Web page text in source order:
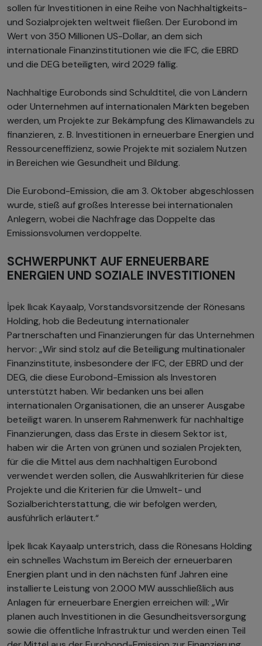
sollen für Investitionen in eine Reihe von Nachhaltigkeits-
und Sozialprojekten weltweit fließen. Der Eurobond im
Wert von 350 Millionen US-Dollar, an dem sich
internationale Finanzinstitutionen wie die IFC, die EBRD
und die DEG beteiligten, wird 2029 fällig.
Nachhaltige Eurobonds sind Schuldtitel, die von Ländern
oder Unternehmen auf internationalen Märkten begeben
werden, um Projekte zur Bekämpfung des Klimawandels zu
finanzieren, z. B. Investitionen in erneuerbare Energien und
Ressourceneffizienz, sowie Projekte mit sozialem Nutzen
in Bereichen wie Gesundheit und Bildung.
Die Eurobond-Emission, die am 3. Oktober abgeschlossen
wurde, stieß auf großes Interesse bei internationalen
Anlegern, wobei die Nachfrage das Doppelte das
Emissionsvolumen verdoppelte.
SCHWERPUNKT AUF ERNEUERBARE
ENERGIEN UND SOZIALE INVESTITIONEN
İpek Ilıcak Kayaalp, Vorstandsvorsitzende der Rönesans
Holding, hob die Bedeutung internationaler
Partnerschaften und Finanzierungen für das Unternehmen
hervor: „Wir sind stolz auf die Beteiligung multinationaler
Finanzinstitute, insbesondere der IFC, der EBRD und der
DEG, die diese Eurobond-Emission als Investoren
unterstützt haben. Wir bedanken uns bei allen
internationalen Organisationen, die an unserer Ausgabe
beteiligt waren. In unserem Rahmenwerk für nachhaltige
Finanzierungen, dass das Erste in diesem Sektor ist,
haben wir die Arten von grünen und sozialen Projekten,
für die die Mittel aus dem nachhaltigen Eurobond
verwendet werden sollen, die Auswahlkriterien für diese
Projekte und die Kriterien für die Umwelt- und
Sozialberichterstattung, die wir befolgen werden,
ausführlich erläutert.“
İpek Ilıcak Kayaalp unterstrich, dass die Rönesans Holding
ein schnelles Wachstum im Bereich der erneuerbaren
Energien plant und in den nächsten fünf Jahren eine
installierte Leistung von 2.000 MW ausschließlich aus
Anlagen für erneuerbare Energien erreichen will: „Wir
planen auch Investitionen in die Gesundheitsversorgung
sowie die öffentliche Infrastruktur und werden einen Teil